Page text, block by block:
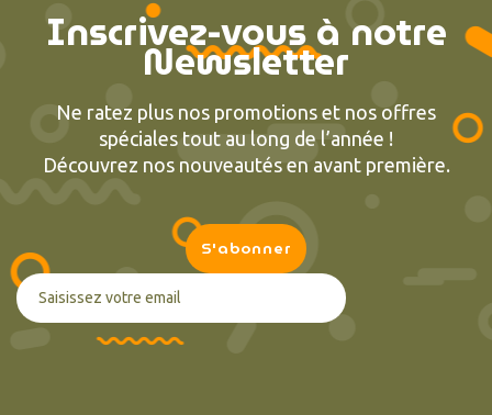
Inscrivez-vous à notre
Newsletter
Ne ratez plus nos promotions et nos offres
spéciales tout au long de l’année !
Découvrez nos nouveautés en avant première.